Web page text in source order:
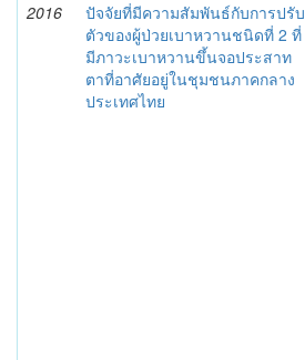
2016
ปัจจัยที่มีความสัมพันธ์กับการปรับ
ตัวของผู้ป่วยเบาหวานชนิดที่ 2 ที่
มีภาวะเบาหวานขึ้นจอประสาท
ตาที่อาศัยอยู่ในชุมชนภาคกลาง
ประเทศไทย